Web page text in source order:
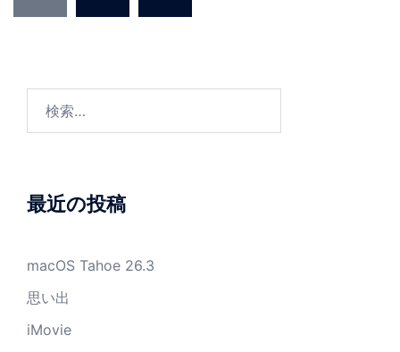
の
最近の投稿
macOS Tahoe 26.3
思い出
iMovie